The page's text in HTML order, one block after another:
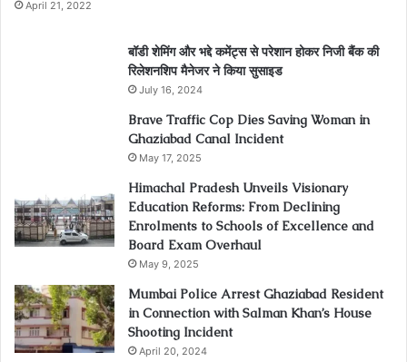
April 21, 2022
बॉडी शेमिंग और भद्दे कमेंट्स से परेशान होकर निजी बैंक की
रिलेशनशिप मैनेजर ने किया सुसाइड
July 16, 2024
Brave Traffic Cop Dies Saving Woman in
Ghaziabad Canal Incident
May 17, 2025
Himachal Pradesh Unveils Visionary
Education Reforms: From Declining
Enrolments to Schools of Excellence and
Board Exam Overhaul
May 9, 2025
Mumbai Police Arrest Ghaziabad Resident
in Connection with Salman Khan’s House
Shooting Incident
April 20, 2024